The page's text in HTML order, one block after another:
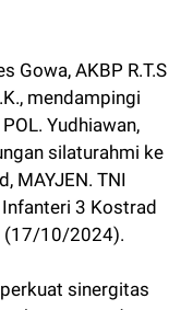
Gowa, AKBP R.T.S
mendampingi
Yudhiawan,
silaturahmi ke
MAYJEN. TNI
3 Kostrad
(17/10/2024).
sinergitas